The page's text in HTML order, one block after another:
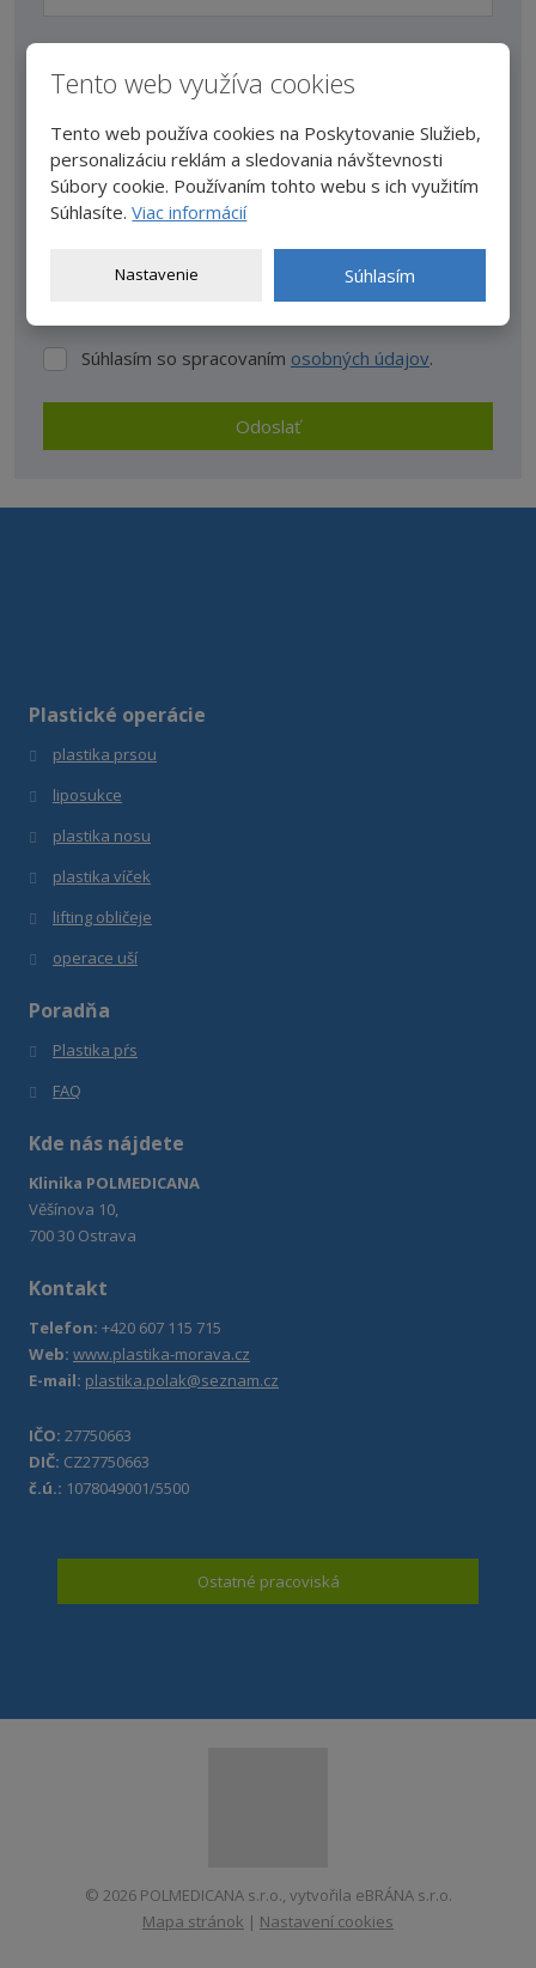
Položky označené hviezdičkou (*) sú povinné.
Súhlasím
spracovaním
Súhlasím so spracovaním osobných údajov.
Odoslať
sa
Plastické operácie
plastika prsou
liposukce
plastika nosu
plastika víček
lifting obličeje
operace uší
Poradňa
Plastika pŕs
FAQ
Kde nás nájdete
Klinika POLMEDICANA
Věšínova 10,
700 30 Ostrava
Kontakt
Telefon: +420 607 115 715
Web: www.plastika-morava.cz
E-mail: plastika.polak@seznam.cz
IČO: 27750663
DIČ: CZ27750663
č.ú.: 1078049001/5500
Ostatné pracoviská
© 2026 POLMEDICANA s.r.o., vytvořila eBRÁNA s.r.o.
Mapa stránok | Nastavení cookies
Tento web využíva cookies
Tento web používa cookies na Poskytovanie Služieb,
personalizáciu reklám a sledovania návštevnosti
Súbory cookie. Používaním tohto webu s ich využitím
Súhlasíte.Viac informácií
Nastavenie Súhlasím